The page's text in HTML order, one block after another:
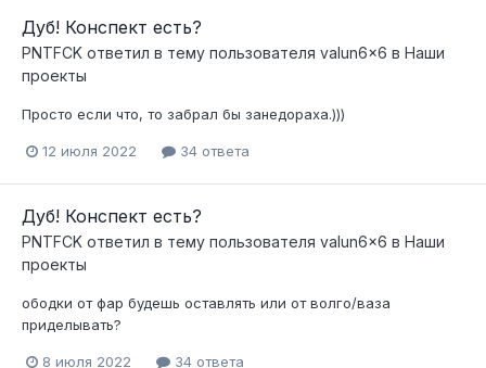
Дуб! Конспект есть?
PNTFCK ответил в тему пользователя valun6x6 в Наши
проекты
Просто если что, то забрал бы занедораха.)))
12 июля 2022 34 ответа
Дуб! Конспект есть?
PNTFCK ответил в тему пользователя valun6x6 в Наши
проекты
ободки от фар будешь оставлять или от волго/ваза
приделывать?
8 июля 2022 34 ответа